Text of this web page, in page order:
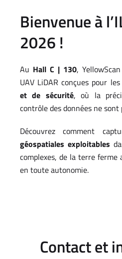
Bienvenue à
2026 !
Au Hall C | 130,
UAV LiDAR conçues pour les
et de sécurité, où la
contrôle des données ne sont
Découvrez comment
géospatiales exploitables
complexes, de la terre ferme
en toute autonomie.
Contact et